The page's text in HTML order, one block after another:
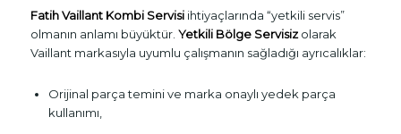
Fatih Vaillant Kombi Servisiihtiyaçlarında “yetkili servis”
olmanın anlamı büyüktür. Yetkili Bölge Servisizolarak
Vaillant markasıyla uyumlu çalışmanın sağladığı ayrıcalıklar:
Orijinal parça temini ve marka onaylı yedek parça
kullanımı,